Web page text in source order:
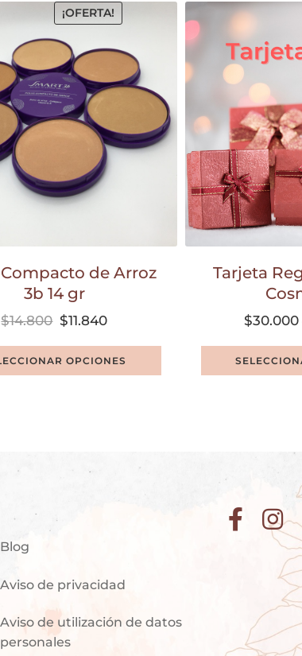
¡OFERTA!
de Arroz
3b 14 gr
$14.800 $11.840
OPCIONES
Tarjeta
$30.000
Blog
Aviso de privacidad
Aviso de utilización de datos
personales